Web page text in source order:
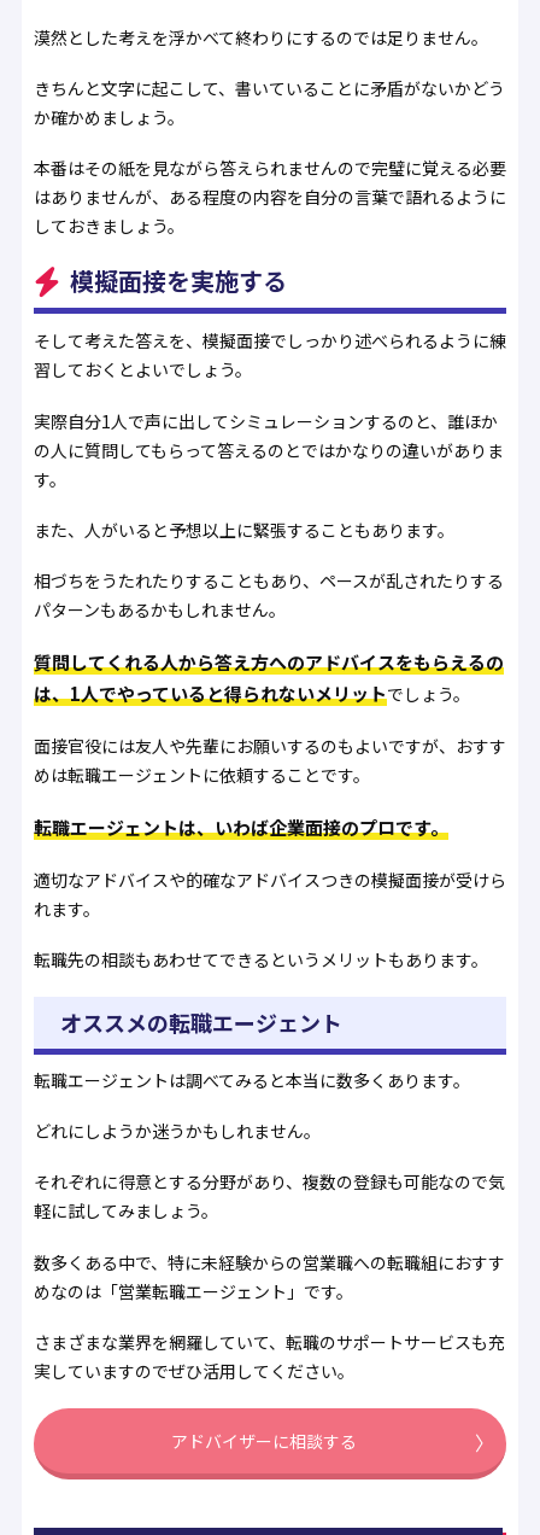
漠然とした考えを浮かべて終わりにするのでは足りません。
きちんと文字に起こして、書いていることに矛盾がないかどう
か確かめましょう。
本番はその紙を見ながら答えられませんので完璧に覚える必要
はありませんが、ある程度の内容を自分の言葉で語れるように
しておきましょう。
模擬面接を実施する
そして考えた答えを、模擬面接でしっかり述べられるように練
習しておくとよいでしょう。
実際自分1人で声に出してシミュレーションするのと、誰ほか
の人に質問してもらって答えるのとではかなりの違いがありま
す。
また、人がいると予想以上に緊張することもあります。
相づちをうたれたりすることもあり、ペースが乱されたりする
パターンもあるかもしれません。
質問してくれる人から答え方へのアドバイスをもらえるの
は、1人でやっていると得られないメリットでしょう。
面接官役には友人や先輩にお願いするのもよいですが、おすす
めは転職エージェントに依頼することです。
転職エージェントは、いわば企業面接のプロです。
適切なアドバイスや的確なアドバイスつきの模擬面接が受けら
れます。
転職先の相談もあわせてできるというメリットもあります。
オススメの転職エージェント
転職エージェントは調べてみると本当に数多くあります。
どれにしようか迷うかもしれません。
それぞれに得意とする分野があり、複数の登録も可能なので気
軽に試してみましょう。
数多くある中で、特に未経験からの営業職への転職組におすす
めなのは「営業転職エージェント」です。
さまざまな業界を網羅していて、転職のサポートサービスも充
実していますのでぜひ活用してください。
アドバイザーに相談する